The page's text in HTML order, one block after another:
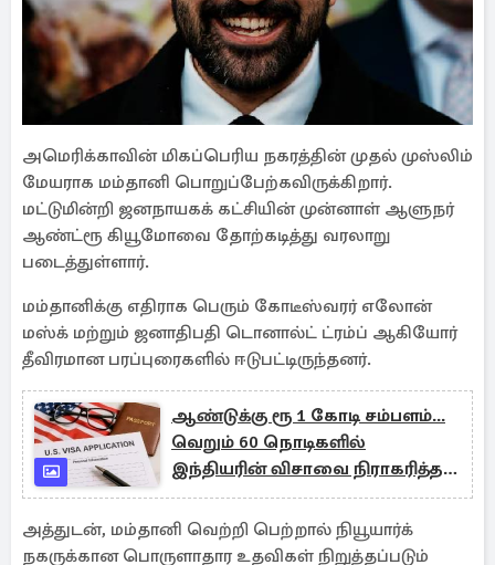
அமெரிக்காவின் மிகப்பெரிய நகரத்தின் முதல் முஸ்லிம்
மேயராக மம்தானி பொறுப்பேற்கவிருக்கிறார்.
மட்டுமின்றி ஜனநாயகக் கட்சியின் முன்னாள் ஆளுநர்
ஆண்ட்ரூ கியூமோவை தோற்கடித்து வரலாறு
படைத்துள்ளார்.
மம்தானிக்கு எதிராக பெரும் கோடீஸ்வரர் எலோன்
மஸ்க் மற்றும் ஜனாதிபதி டொனால்ட் ட்ரம்ப் ஆகியோர்
தீவிரமான பரப்புரைகளில் ஈடுபட்டிருந்தனர்.
ஆண்டுக்கு ரூ 1 கோடி சம்பளம்...
வெறும் 60 நொடிகளில்
இந்தியரின் விசாவை நிராகரித்த
அதிகாரிகள்
அத்துடன், மம்தானி வெற்றி பெற்றால் நியூயார்க்
நகருக்கான பொருளாதார உதவிகள் நிறுத்தப்படும்